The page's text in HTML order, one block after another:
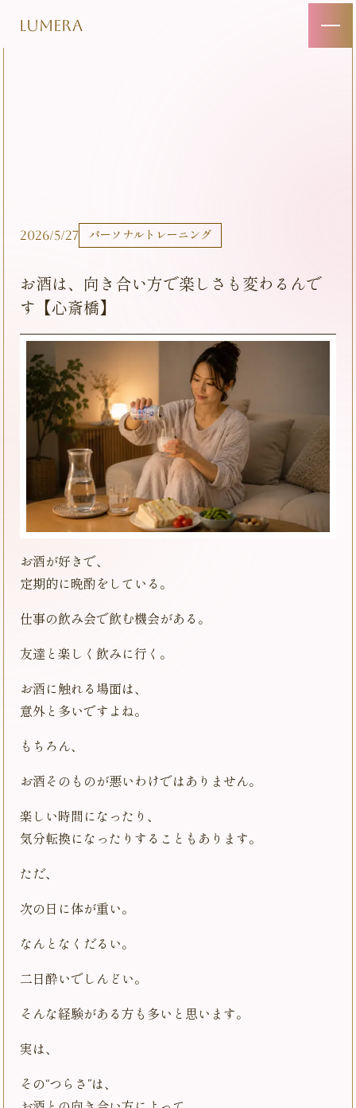
LUMERA
2026/5/27 パーソナルトレーニング
お酒は、向き合い方で楽しさも変わるんで
す【心斎橋】
お酒が好きで、
定期的に晩酌をしている。
仕事の飲み会で飲む機会がある。
友達と楽しく飲みに行く。
お酒に触れる場面は、
意外と多いですよね。
もちろん、
お酒そのものが悪いわけではありません。
楽しい時間になったり、
気分転換になったりすることもあります。
ただ、
次の日に体が重い。
なんとなくだるい。
二日酔いでしんどい。
そんな経験がある方も多いと思います。
実は、
その“つらさ”は、